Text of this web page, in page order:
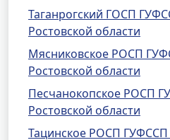
Таганрогский ГОСП
Ростовской области
Мясниковское РОСП
Ростовской области
Песчанокопское РОСП
Ростовской области
Тацинское РОСП ГУФССП